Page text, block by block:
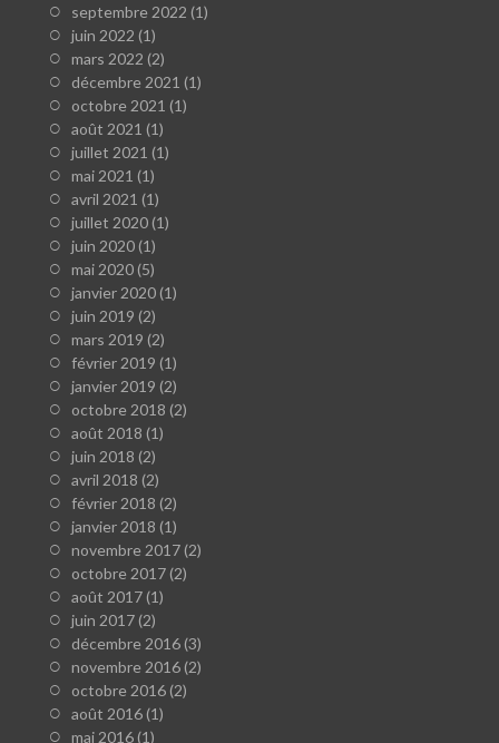
septembre 2022 (1)
juin 2022 (1)
mars 2022 (2)
décembre 2021 (1)
octobre 2021 (1)
août 2021 (1)
juillet 2021 (1)
mai 2021 (1)
avril 2021 (1)
juillet 2020(1)
juin 2020(1)
mai 2020(5)
janvier 2020(1)
juin 2019 (2)
mars 2019 (2)
février 2019 (1)
janvier 2019 (2)
octobre 2018 (2)
août 2018 (1)
juin 2018 (2)
avril 2018 (2)
février 2018 (2)
janvier 2018 (1)
novembre 2017(2)
octobre 2017(2)
août 2017(1)
juin 2017(2)
décembre 2016(3)
novembre 2016(2)
octobre 2016(2)
août 2016(1)
mai 2016(1)